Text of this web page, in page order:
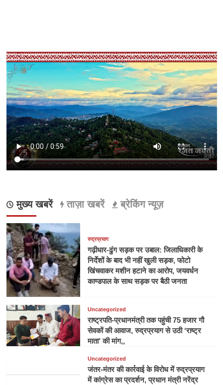
मुख्य खबरें ताज़ा खबरें ब्रेकिंग न्यूज़
रुद्रप्रयाग
गढ़ीधार-ढुंग सड़क पर उबाल: जिलाधिकारी के
निर्देशों के बाद भी नहीं खुली सड़क, फोटो
खिंचवाकर मशीन हटाने का आरोप, जयवर्धन
काण्डपाल के साथ सड़क पर बैठी जनता
Uncategorized
राष्ट्रपति-प्रधानमंत्री तक पहुंची 75 हजार गौ
सेवकों की आवाज, रुद्रप्रयाग से उठी ‘राष्ट्र
माता’ की मांग,,
Uncategorized
जंतर-मंतर की कार्रवाई के विरोध में रुद्रप्रयाग
में कांग्रेस का प्रदर्शन, प्रधान मंत्री नरेंद्र